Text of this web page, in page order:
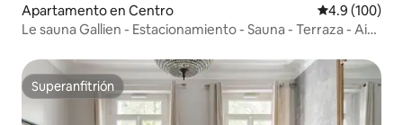
Apartamento en Centro Calificación
4.9 (100)
Le sauna Gallien - Estacionamiento - Sauna - Terraza - Aire
Superanfitrión
Superanfitrión